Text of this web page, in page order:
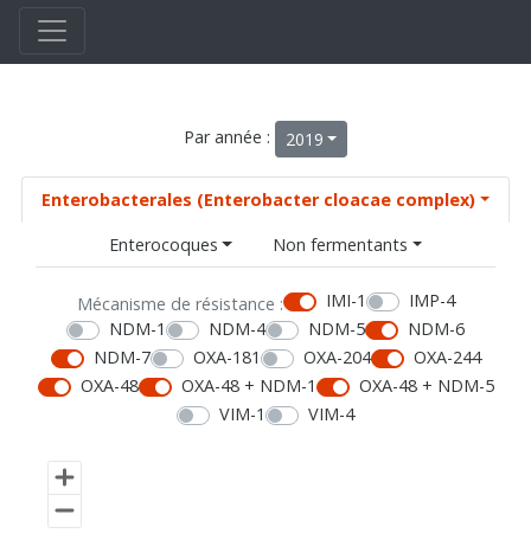
Par année : 2019
Enterobacterales (Enterobacter cloacae complex)
Enterocoques
Non fermentants
Mécanisme de résistance : IMI-1
IMP-4
NDM-1
NDM-4 NDM-5
NDM-6
NDM-7
OXA-181 OXA-204
OXA-244
OXA-48
OXA-48 + NDM-1
OXA-48 + NDM-5
VIM-1
VIM-4